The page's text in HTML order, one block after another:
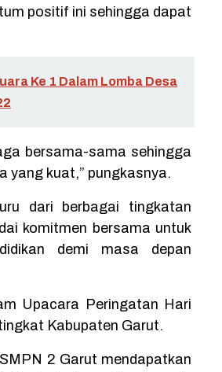
positif ini sehingga dapat
Ke 1 Dalam Lomba Desa
bersama-sama sehingga
yang kuat,” pungkasnya.
dari berbagai tingkatan
komitmen bersama untuk
demi masa depan
Upacara Peringatan Hari
Kabupaten Garut.
2 Garut mendapatkan